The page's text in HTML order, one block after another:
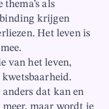
als
krijgen
Het leven is
van het leven,
dat kan en